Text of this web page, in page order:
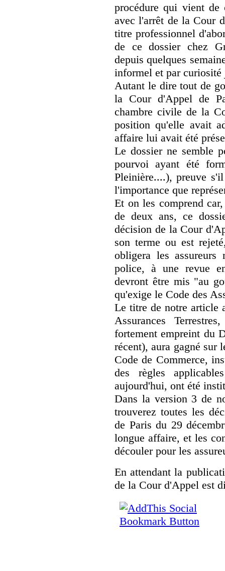
procédure qui vient de
avec l'arrêt de la Cour
titre professionnel
de ce dossier chez
depuis quelques
informel et par
Autant le dire tout de
la Cour d'Appel de
chambre civile de la
position qu'elle avait
affaire lui avait été
Le dossier ne semble
pourvoi ayant été
Pleinière....), preuve
l'importance que
Et on les comprend
de deux ans, ce
décision de la Cour
son terme ou est
obligera les
police, à une revue
devront être mis "au
qu'exige le Code des
Le titre de notre article
Assurances
fortement empreint du
récent), aura gagné sur
Code de Commerce,
des règles
aujourd'hui, ont été
Dans la version 3 de
trouverez toutes les
de Paris du 29
longue affaire, et les
découler pour les
En attendant la
de la Cour d'Appel est